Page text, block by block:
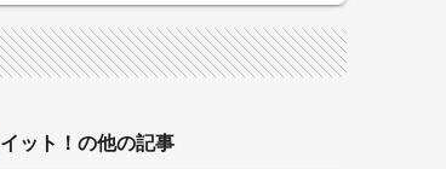
イット！の他の記事